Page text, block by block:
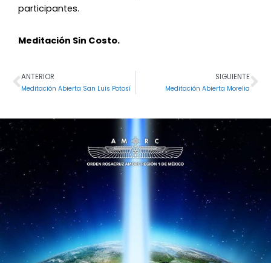
participantes.
Meditación Sin Costo.
Ant
ANTERIOR
Meditación Abierta San Luis Potosí
SIGUIENTE
Meditación Abierta Morelia